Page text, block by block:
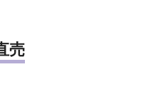
売